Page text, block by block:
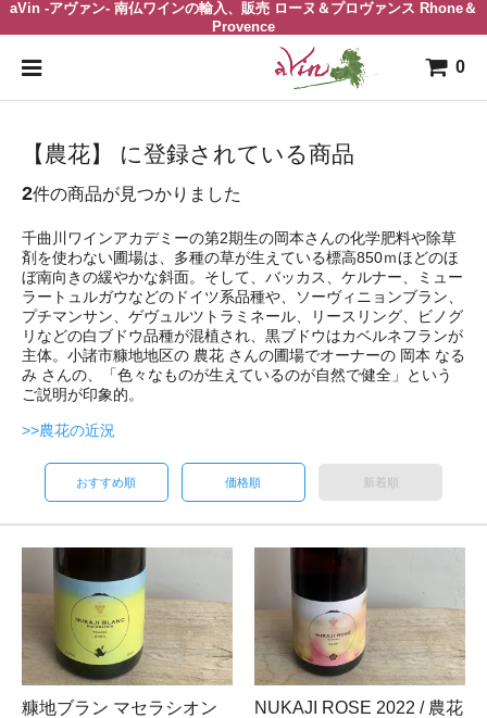
aVin -アヴァン- 南仏ワインの輸入、販売 ローヌ＆プロヴァンス Rhone＆
Provence
0
【農花】 に登録されている商品
2件の商品が見つかりました
千曲川ワインアカデミーの第2期生の岡本さんの化学肥料や除草
剤を使わない圃場は、多種の草が生えている標高850ｍほどのほ
ぼ南向きの緩やかな斜面。そして、バッカス、ケルナー、ミュー
ラートュルガウなどのドイツ系品種や、ソーヴィニョンブラン、
プチマンサン、ゲヴュルツトラミネール、リースリング、ビノグ
リなどの白ブドウ品種が混植され、黒ブドウはカベルネフランが
主体。小諸市糠地地区の 農花 さんの圃場でオーナーの 岡本 なる
み さんの、「色々なものが生えているのが自然で健全」という
ご説明が印象的。
>>農花の近況
おすすめ順 価格順 新着順
糠地ブラン マセラシオン
NUKAJI ROSE 2022 / 農花